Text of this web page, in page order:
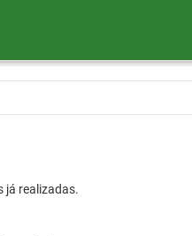
já realizadas.